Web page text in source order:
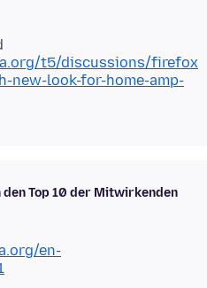
t5/discussions/firefox
new-look-for-home-amp-
den Top 10 der Mitwirkenden
en-